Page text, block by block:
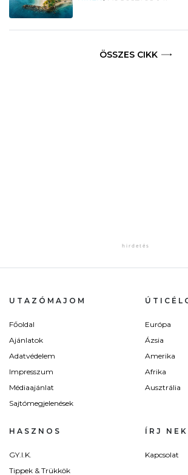
ÖSSZES CIKK
UTAZÓMAJOM
Főoldal
Ajánlatok
Adatvédelem
Impresszum
Médiaajánlat
Sajtómegjelenések
Európa
Ázsia
Amerika
Afrika
Ausztrália
HASZNOS
GY.I.K.
Tippek & Trükkök
ÍRJ
Kapcsolat